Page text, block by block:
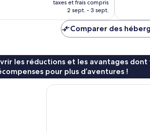
prix
de
226 €
taxes et frais compris
2 sept. - 3 sept.
Comparer des
les réductions et les avantages dont
pour plus d’aventures !